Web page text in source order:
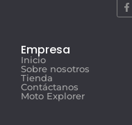
Empresa
Inicio
Sobre nosotros
Tienda
Contáctanos
Moto Explorer